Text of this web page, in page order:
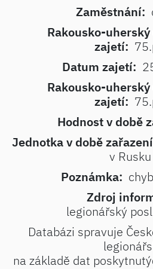
Zaměstnání:
Rakousko-
zajetí:
Datum zajetí:
Rakousko-
zajetí:
Hodnost v době
Jednotka v době
v
Poznámka:
Zdroj
legionářský
Databázi spravuje
na základě dat